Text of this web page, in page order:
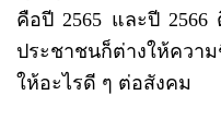
คือปี 2565 และปี 2566
ประชาชนก็ต่างให้ควา
ให้อะไรดี ๆ ต่อสังคม